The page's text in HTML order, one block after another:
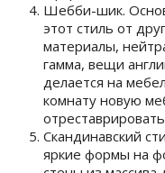
Шебби-шик.
этот стиль от
материалы,
гамма, вещи
делается на
комнату новую
Скандинавский
яркие формы на